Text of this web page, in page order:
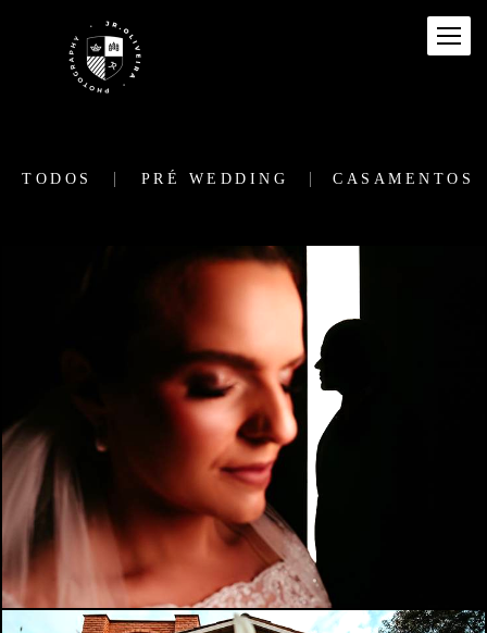
TODOS PRÉ WEDDING CASAMENTOS
1586